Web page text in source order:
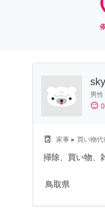
男性
sentiment_satisfied 0
local_laundry_service 家事 ▸ 買い物代
掃除、買い物、
鳥取県